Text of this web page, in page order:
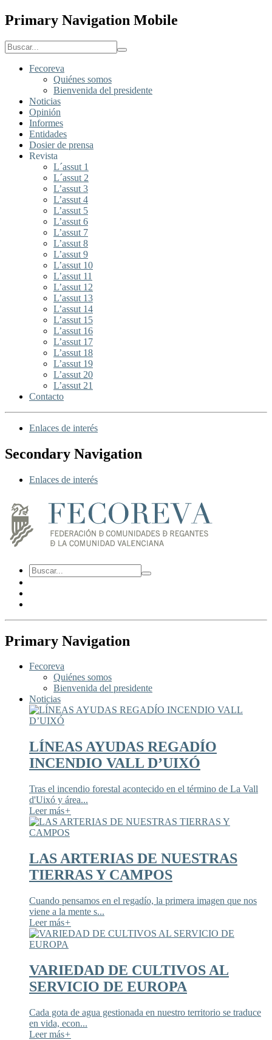
Primary Navigation Mobile
Fecoreva
Quiénes somos
Bienvenida del presidente
Noticias
Opinión
Informes
Entidades
Dosier de prensa
Revista
L´assut 1
L´assut 2
L’assut 3
L’assut 4
L’assut 5
L’assut 6
L’assut 7
L’assut 8
L’assut 9
L’assut 10
L’assut 11
L’assut 12
L’assut 13
L’assut 14
L’assut 15
L’assut 16
L’assut 17
L’assut 18
L’assut 19
L’assut 20
L’assut 21
Contacto
Enlaces de interés
Secondary Navigation
Enlaces de interés
Primary Navigation
Fecoreva
Quiénes somos
Bienvenida del presidente
Noticias
LÍNEAS AYUDAS REGADÍO
INCENDIO VALL D’UIXÓ
Tras el incendio forestal acontecido en el término de La Vall
d'Uixó y área...
Leer más+
LAS ARTERIAS DE NUESTRAS
TIERRAS Y CAMPOS
Cuando pensamos en el regadío, la primera imagen que nos
viene a la mente s...
Leer más+
VARIEDAD DE CULTIVOS AL
SERVICIO DE EUROPA
Cada gota de agua gestionada en nuestro territorio se traduce
en vida, econ...
Leer más+